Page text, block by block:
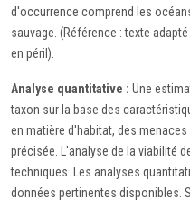
d'occurrence comprend les
sauvage. (Référence : texte
en péril).
Analyse quantitative : Une
taxon sur la base des
en matière d'habitat, des
précisée. L'analyse de la viabilité
techniques. Les analyses
données pertinentes disponibles.